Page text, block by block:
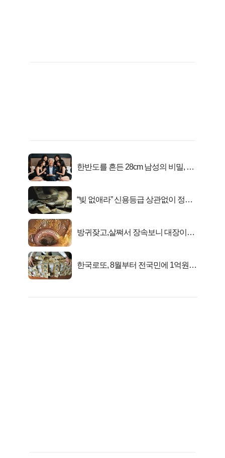
한반도를 흔든 28cm 남성의 비밀, 매
“빚 없애라” 신용등급 상관없이 정부
방귀잦고,살쪄서 장속보니 대장이아
한국로또, 8월부터 전국민에 1억원씩